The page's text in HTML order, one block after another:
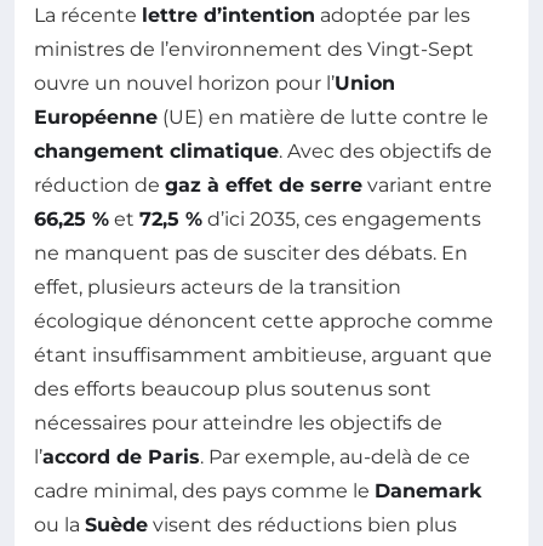
La récente lettre d’intention adoptée par les
ministres de l’environnement des Vingt-Sept
ouvre un nouvel horizon pour l’Union
Européenne (UE) en matière de lutte contre le
changement climatique. Avec des objectifs de
réduction de gaz à effet de serre variant entre
66,25 % et 72,5 % d’ici 2035, ces engagements
ne manquent pas de susciter des débats. En
effet, plusieurs acteurs de la transition
écologique dénoncent cette approche comme
étant insuffisamment ambitieuse, arguant que
des efforts beaucoup plus soutenus sont
nécessaires pour atteindre les objectifs de
l’accord de Paris. Par exemple, au-delà de ce
cadre minimal, des pays comme le Danemark
ou la Suède visent des réductions bien plus